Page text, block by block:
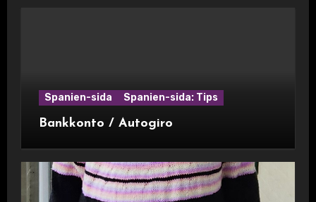
Spanien-sida Spanien-sida: Tips
Bankkonto / Autogiro